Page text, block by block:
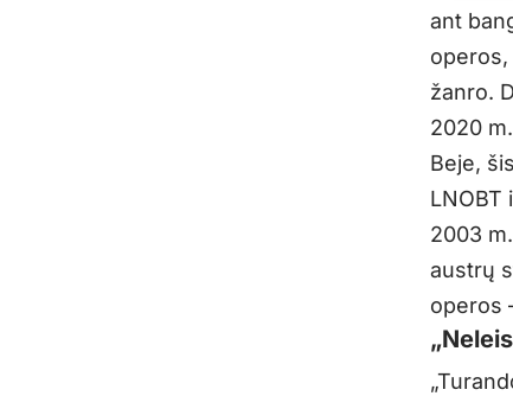
ant
žanro.
2020
Beje,
LNOBT
2003
austrų
operos